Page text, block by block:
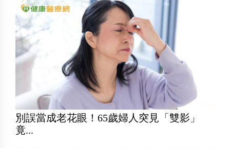
別誤當成老花眼！65歲婦人突見「雙影」
竟...